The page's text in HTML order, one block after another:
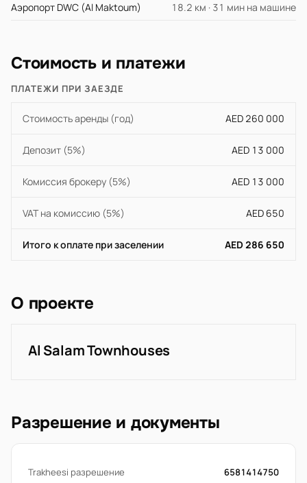
Аэропорт DWC (Al Maktoum) 18.2 км · 31 мин на машине
Стоимость и платежи
ПЛАТЕЖИ ПРИ ЗАЕЗДЕ
Стоимость аренды (год) AED 260 000
Депозит (5%) AED 13 000
Комиссия брокеру (5%) AED 13 000
VAT на комиссию (5%) AED 650
Итого к оплате при заселении AED 286 650
О проекте
Al Salam Townhouses
Разрешение и документы
Trakheesi разрешение
6581414750